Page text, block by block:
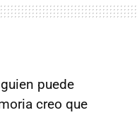
puede
creo que